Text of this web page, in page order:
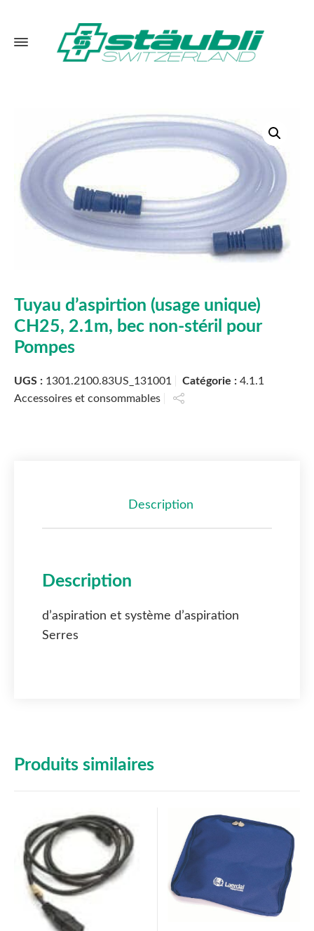
Tuyau d’aspirtion (usage unique)
CH25, 2.1m, bec non-stéril pour
Pompes
UGS : 1301.2100.83US_131001 Catégorie : 4.1.1
Accessoires et consommables
Description
Description
d’aspiration et système d’aspiration
Serres
Produits similaires